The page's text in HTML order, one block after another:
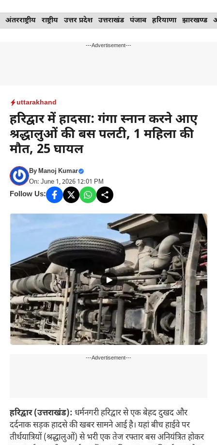
Skip
to
अंतरराष्ट्रीय राष्ट्रीय उत्तर प्रदेश उत्तराखंड पंजाब हरियाणा झारखण्ड
---Advertisement---
uttarakhand
हरिद्वार में हादसा: गंगा स्नान करने आए
श्रद्धालुओं की बस पलटी, 1 महिला की
मौत, 25 घायल
ByManoj Kumar
On: June 1, 2026 12:01 PM
Follow Us:
---Advertisement---
हरिद्वार (उत्तराखंड): धर्मनगरी हरिद्वार से एक बेहद दुखद और
दर्दनाक सड़क हादसे की खबर सामने आई है। यहां बीच हाईवे पर
तीर्थयात्रियों (श्रद्धालुओं) से भरी एक तेज रफ्तार बस अनियंत्रित होकर